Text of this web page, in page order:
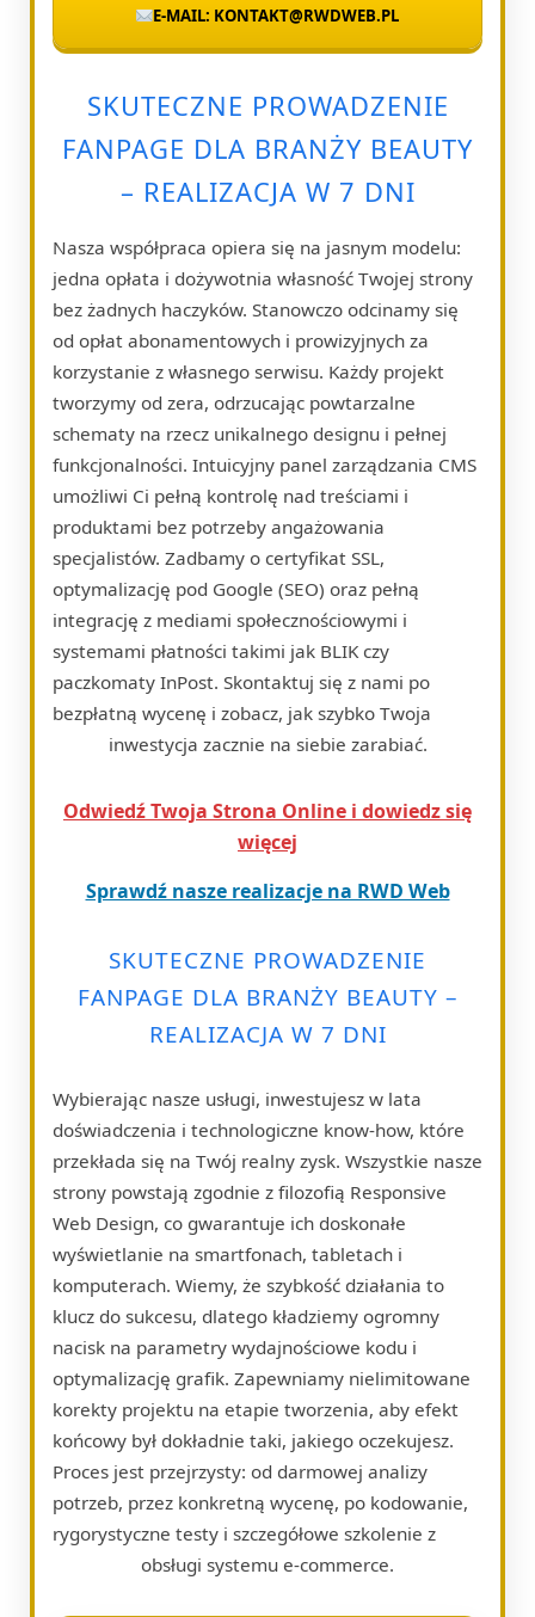
E-MAIL: KONTAKT@RWDWEB.PL
SKUTECZNE PROWADZENIE
FANPAGE DLA BRANŻY BEAUTY
– REALIZACJA W 7 DNI
Nasza współpraca opiera się na jasnym modelu:
jedna opłata i dożywotnia własność Twojej strony
bez żadnych haczyków. Stanowczo odcinamy się
od opłat abonamentowych i prowizyjnych za
korzystanie z własnego serwisu. Każdy projekt
tworzymy od zera, odrzucając powtarzalne
schematy na rzecz unikalnego designu i pełnej
funkcjonalności. Intuicyjny panel zarządzania CMS
umożliwi Ci pełną kontrolę nad treściami i
produktami bez potrzeby angażowania
specjalistów. Zadbamy o certyfikat SSL,
optymalizację pod Google (SEO) oraz pełną
integrację z mediami społecznościowymi i
systemami płatności takimi jak BLIK czy
paczkomaty InPost. Skontaktuj się z nami po
bezpłatną wycenę i zobacz, jak szybko Twoja
inwestycja zacznie na siebie zarabiać.
Odwiedź Twoja Strona Online i dowiedz się
więcej
Sprawdź nasze realizacje na RWD Web
SKUTECZNE PROWADZENIE
FANPAGE DLA BRANŻY BEAUTY –
REALIZACJA W 7 DNI
Wybierając nasze usługi, inwestujesz w lata
doświadczenia i technologiczne know-how, które
przekłada się na Twój realny zysk. Wszystkie nasze
strony powstają zgodnie z filozofią Responsive
Web Design, co gwarantuje ich doskonałe
wyświetlanie na smartfonach, tabletach i
komputerach. Wiemy, że szybkość działania to
klucz do sukcesu, dlatego kładziemy ogromny
nacisk na parametry wydajnościowe kodu i
optymalizację grafik. Zapewniamy nielimitowane
korekty projektu na etapie tworzenia, aby efekt
końcowy był dokładnie taki, jakiego oczekujesz.
Proces jest przejrzysty: od darmowej analizy
potrzeb, przez konkretną wycenę, po kodowanie,
rygorystyczne testy i szczegółowe szkolenie z
obsługi systemu e-commerce.